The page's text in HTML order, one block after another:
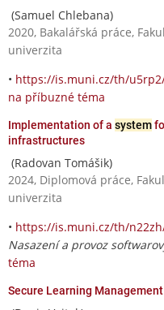
(Samuel Chlebana)
2020, Bakalářská práce,
univerzita
• https://is.muni.cz/th/
na příbuzné téma
Implementation of a system
infrastructures
(Radovan Tomášik)
2024, Diplomová práce,
univerzita
• https://is.muni.cz/th/
Nasazení a provoz
téma
Secure Learning Management